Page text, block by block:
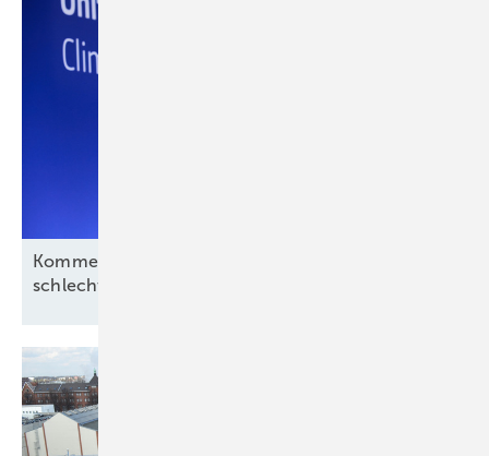
Kommentar: Aus für Revolution Wind nach
schlechtem Deal, aber kein